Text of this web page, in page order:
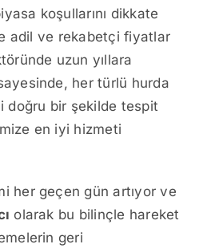
koşullarını dikkate
adil ve rekabetçi fiyatlar
uzun yıllara
her türlü hurda
doğru bir şekilde tespit
en iyi hizmeti
her geçen gün artıyor ve
olarak bu bilinçle hareket
geri